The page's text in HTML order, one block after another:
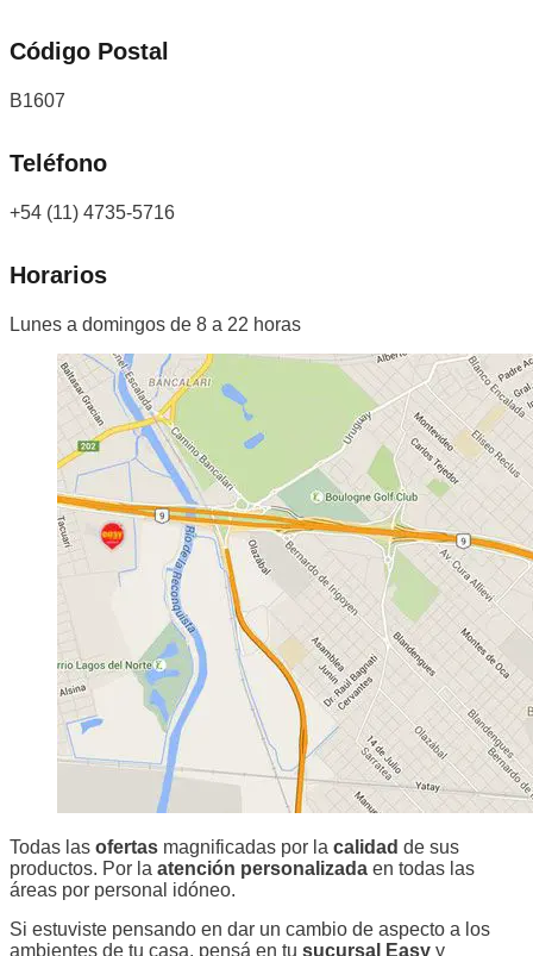
Código Postal
B1607
Teléfono
+54 (11) 4735-5716
Horarios
Lunes a domingos de 8 a 22 horas
Todas las ofertas magnificadas por la calidad de sus
productos. Por la atención personalizada en todas las
áreas por personal idóneo.
Si estuviste pensando en dar un cambio de aspecto a los
ambientes de tu casa, pensá en tu sucursal Easy y